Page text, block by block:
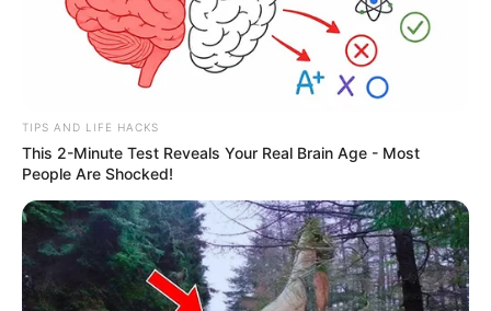
Στην παραπάνω φωτογραφία, βλέπετε από
που έρχεται το θαυματουργό νερό της Κύμης.
Μέσα από το βουνό, αναβλύζουν τα νερά και
το βλέπουμε από τις φωτογραφίες του Γιάννη
Γλυκού και του Αργύρη Πάφρα.
TIPS AND LIFE HACKS
This 2-Minute Test Reveals Your Real Brain Age - Most
People Are Shocked!